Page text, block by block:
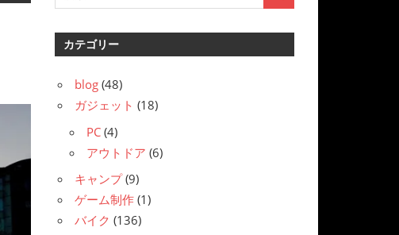
カテゴリー
blog (48)
ガジェット (18)
PC (4)
アウトドア (6)
キャンプ(9)
ゲーム制作 (1)
バイク (136)